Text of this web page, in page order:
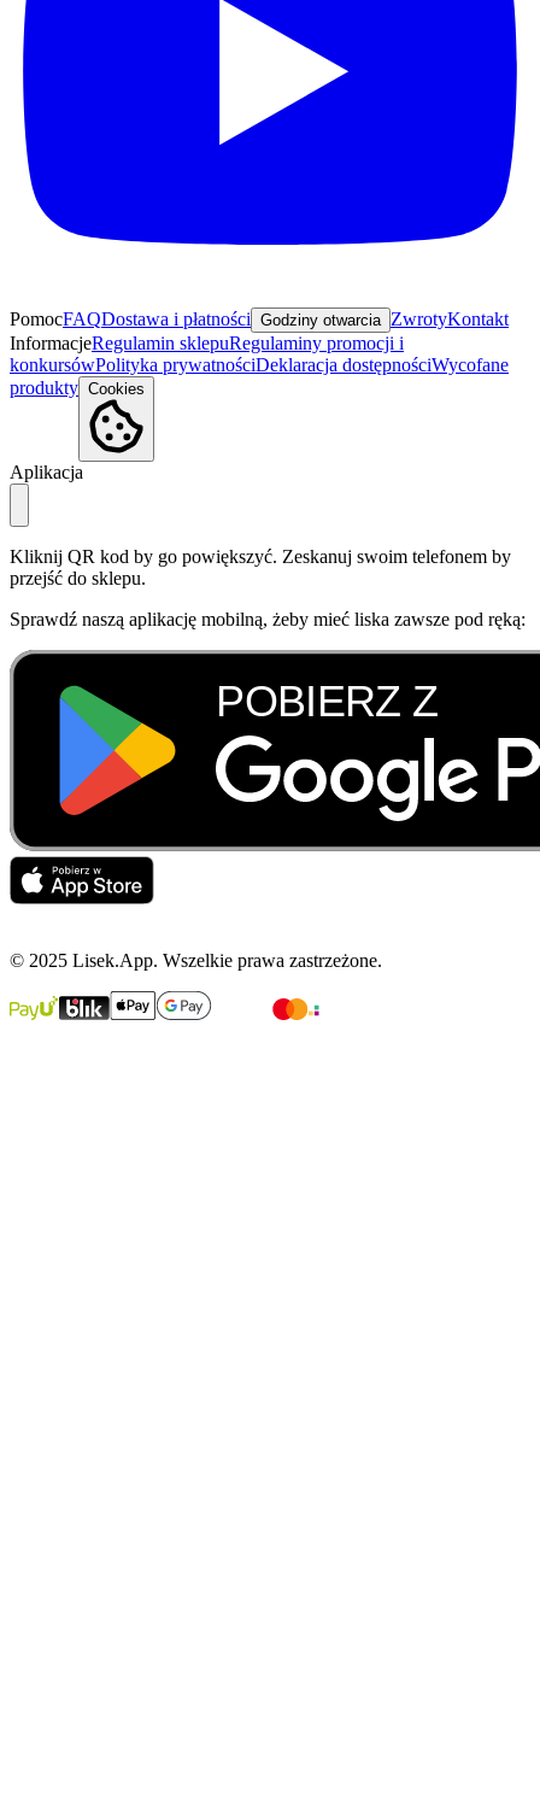
PomocFAQDostawa i płatności Godziny otwarcia ZwrotyKontakt
InformacjeRegulamin sklepuRegulaminy promocji i
konkursówPolityka prywatnościDeklaracja dostępnościWycofane
produkty Cookies
Aplikacja
Kliknij QR kod by go powiększyć. Zeskanuj swoim telefonem by
przejść do sklepu.
Sprawdź naszą aplikację mobilną, żeby mieć liska zawsze pod ręką:
© 2025 Lisek.App. Wszelkie prawa zastrzeżone.